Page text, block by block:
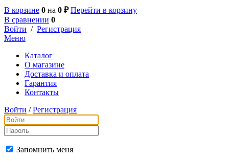
В корзине 0 на 0 ₽ Перейти в корзину
В сравнении 0
Войти / Регистрация
Меню
Каталог
О магазине
Доставка и оплата
Гарантия
Контакты
Войти / Регистрация
Запомнить меня